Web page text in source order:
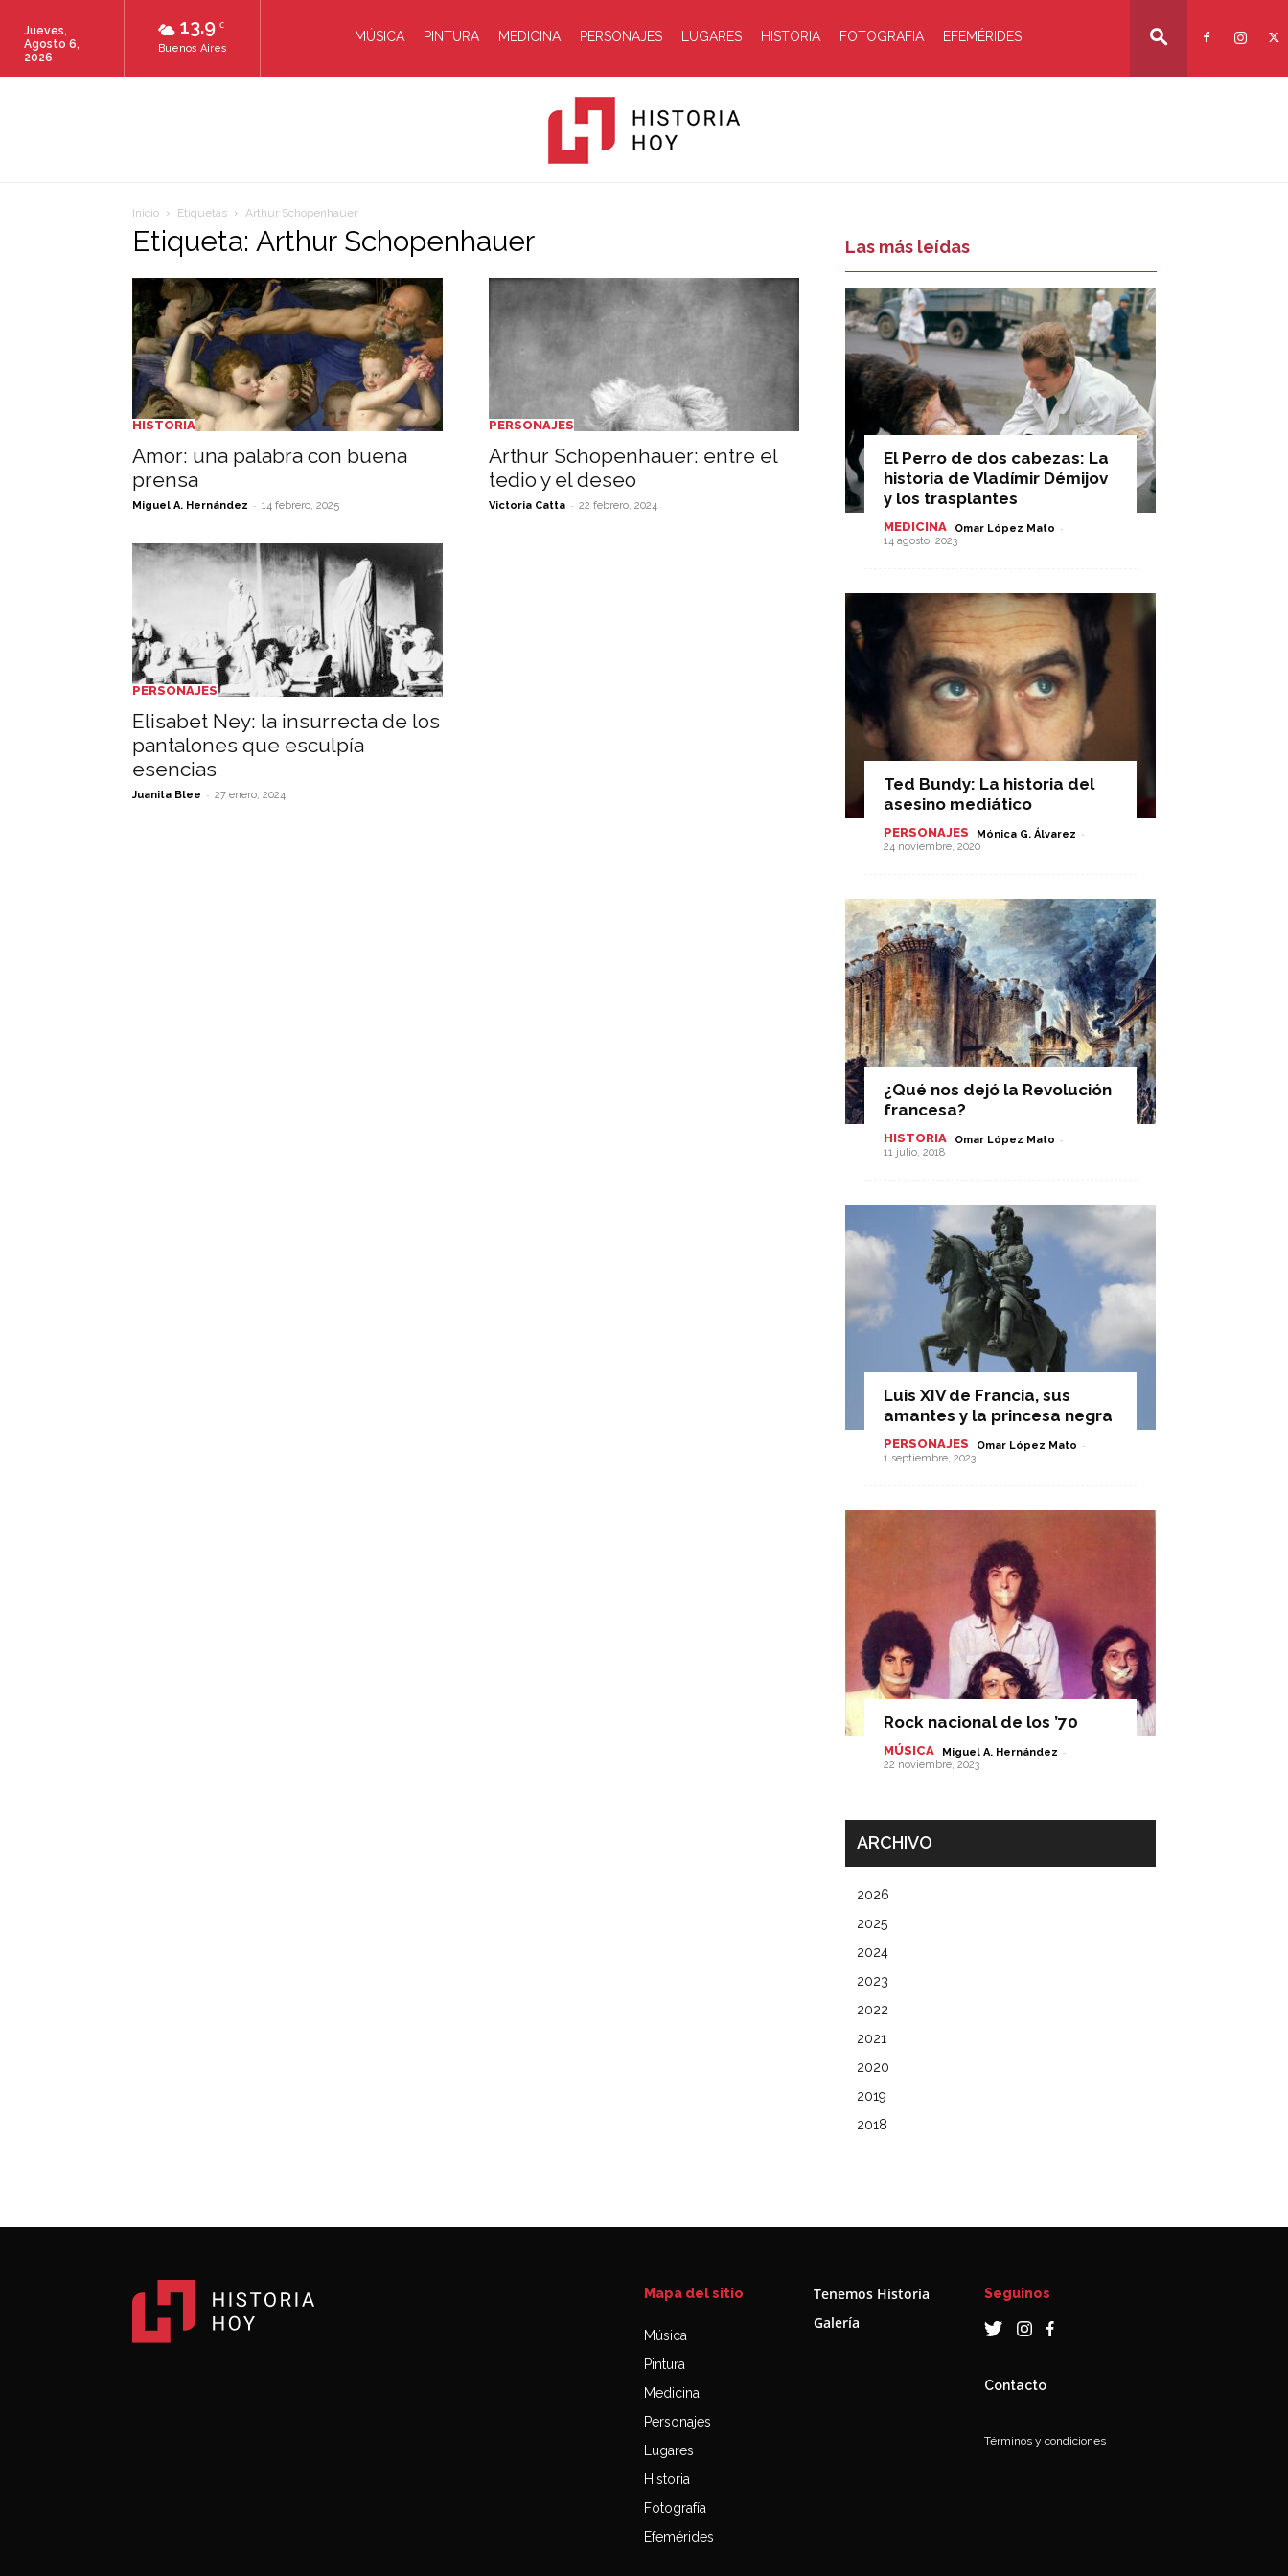
13.9 C
Buenos Aires
Jueves,
Agosto 6,
2026
MÚSICA PINTURA MEDICINA PERSONAJES LUGARES HISTORIA FOTOGRAFIA EFEMÉRIDES
Hoy
Inicio Etiquetas Arthur Schopenhauer
Etiqueta: Arthur Schopenhauer
HISTORIA
Amor: una palabra con buena
prensa
Miguel A. Hernández - 14 febrero, 2025
PERSONAJES
Arthur Schopenhauer: entre el
tedio y el deseo
Victoria Catta - 22 febrero, 2024
PERSONAJES
Elisabet Ney: la insurrecta de los
pantalones que esculpía
esencias
Juanita Blee - 27 enero, 2024
Las más leídas
El Perro de dos cabezas: La
historia de Vladímir Démijov
y los trasplantes
MEDICINA Omar López Mato -
14 agosto, 2023
Ted Bundy: La historia del
asesino mediático
PERSONAJES Mónica G. Álvarez -
24 noviembre, 2020
¿Qué nos dejó la Revolución
francesa?
HISTORIA Omar López Mato -
11 julio, 2018
Luis XIV de Francia, sus
amantes y la princesa negra
PERSONAJES Omar López Mato -
1 septiembre, 2023
Rock nacional de los ’70
MÚSICA Miguel A. Hernández -
22 noviembre, 2023
ARCHIVO
2026
2025
2024
2023
2022
2021
2020
2019
2018
Mapa del sitio
Música
Pintura
Medicina
Personajes
Lugares
Historia
Fotografía
Efemérides
Tenemos Historia
Galería
Seguinos
Contacto
Términos y condiciones